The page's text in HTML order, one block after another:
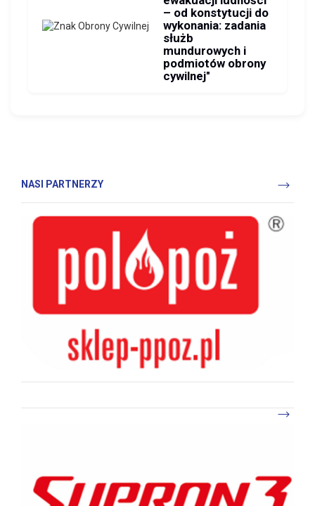
– od konstytucji do
wykonania: zadania
służb
mundurowych i
podmiotów obrony
cywilnej"
NASI PARTNERZY